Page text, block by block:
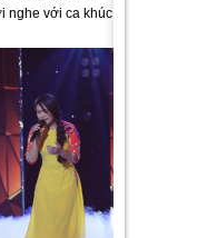
nghe với ca khúc